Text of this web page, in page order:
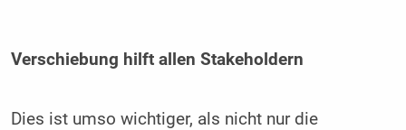
Verschiebung hilft allen Stakeholdern
Dies ist umso wichtiger, als nicht nur die